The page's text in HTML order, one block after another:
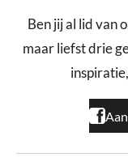
Ben jij al lid van
maar liefst drie